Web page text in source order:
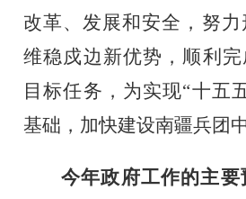
改革、发展和安全，努
维稳戍边新优势，顺利完
目标任务，为实现“十五
基础，加快建设南疆兵团
今年政府工作的主